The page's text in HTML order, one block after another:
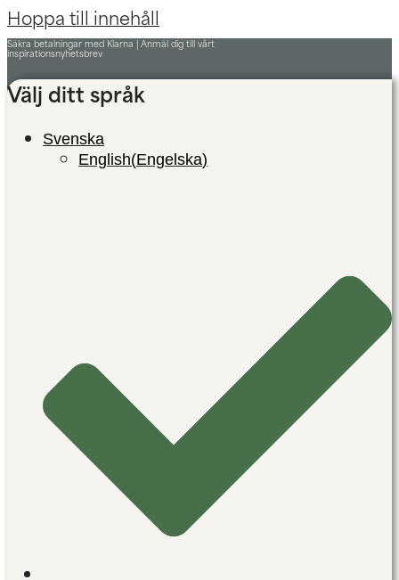
Hoppa till innehåll
Säkra betalningar med Klarna |Anmäl dig till vårt
inspirationsnyhetsbrev
Välj ditt språk
Svenska
English(Engelska)